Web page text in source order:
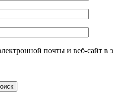
почты и веб-сайт в